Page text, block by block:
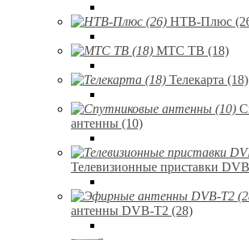
НТВ-Плюс
МТС ТВ (18)
Телекарта (18)
антенны (10)
Телевизионные приставки
антенны DVB-T2 (28)